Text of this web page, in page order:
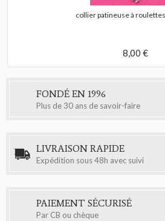
collier patineuse à
8,00 €
FONDÉ EN 1996
Plus de 30 ans de savoir-faire
LIVRAISON RAPIDE
Expédition sous 48h avec suivi
PAIEMENT SÉCURISÉ
Par CB ou chèque